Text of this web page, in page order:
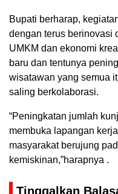
Bupati berharap,
dengan terus berinovasi
UMKM dan ekonomi
baru dan tentunya
wisatawan yang semua
saling berkolaborasi.
“Peningkatan jumlah
membuka lapangan
masyarakat berujung
kemiskinan,”harapnya .
Tinggalkan